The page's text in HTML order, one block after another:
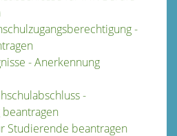
-
- Anerkennung
-
Studierende beantragen